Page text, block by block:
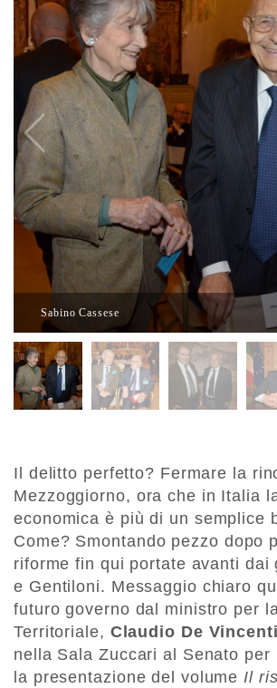
Sabino Cassese
Il delitto perfetto? Fermare la
Mezzoggiorno, ora che in Italia
economica è più di un semplice
Come? Smontando pezzo dopo
riforme fin qui portate avanti dai
e Gentiloni. Messaggio chiaro
futuro governo dal ministro per
Territoriale, Claudio De Vincenti
nella Sala Zuccari al Senato per
la presentazione del volumeIl